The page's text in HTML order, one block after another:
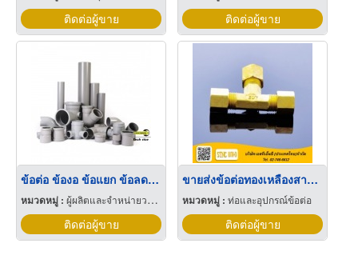
ติดต่อผู้ขาย ติดต่อผู้ขาย
ข้อต่อ ข้องอ ข้อแยก ข้อลด ระยอง
หมวดหมู่ : ผู้ผลิตและจำหน่ายวาล์ว
ติดต่อผู้ขาย
ขายส่งข้อต่อทองเหลืองสามทางทีตาไก่
หมวดหมู่ :ท่อและอุปกรณ์ข้อต่อ
ติดต่อผู้ขาย